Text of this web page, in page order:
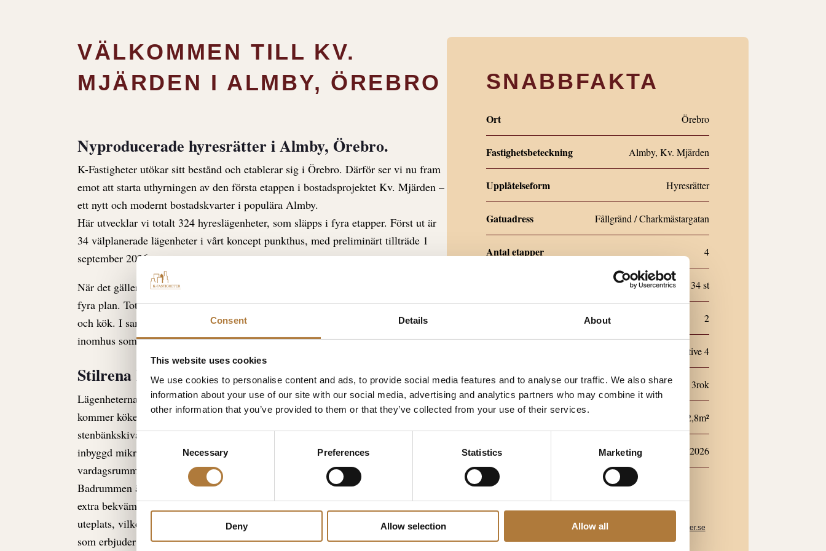
Consent Details About
This website uses cookies
We use cookies to personalise content and ads, to provide social media features and to analyse our traffic. We also share
information about your use of our site with our social media, advertising and analytics partners who may combine it with
other information that you’ve provided to them or that they’ve collected from your use of their services.
Consent
Selection
Necessary Preferences Statistics Marketing
Deny Allow selection Allow all
VÄLKOMMEN TILL KV.
MJÄRDEN I ALMBY, ÖREBRO
Nyproducerade hyresrätter i Almby, Örebro.
K-Fastigheter utökar sitt bestånd och etablerar sig i Örebro. Därför ser vi nu fram
emot att starta uthyrningen av den första etappen i bostadsprojektet Kv. Mjärden –
ett nytt och modernt bostadskvarter i populära Almby.
Här utvecklar vi totalt 324 hyreslägenheter, som släpps i fyra etapper. Först ut är
34 välplanerade lägenheter i vårt koncept punkthus, med preliminärt tillträde 1
september 2026.
När det gäller den första etappen, består den av två byggnader i fem respektive
fyra plan. Totalt sett kommer det finnas 34 hyreslägenheter fördelade på 2–3 rum
och kök. I samtliga lägenheter får du ett boende som håller hög standard såväl
inomhus som utomhus.
Stilrena hem med smarta lösningar och egen uteplats
Lägenheterna är utformade med fokus på både funktion och trivsel. Till exempel
kommer köken från Vedum och håller en genomgående hög kvalitet med
stenbänkskiva i grå/beige ton, matchande stänkskydd, integrerad diskmaskin samt
inbyggd mikrovågsugn. Dessutom skapar den öppna planlösningen mot
vardagsrummet ljusa, sociala ytor.
Badrummen är helkaklade och utrustade med tvättmaskin och torktumlare för
extra bekvämlighet. Utöver detta har samtliga lägenheter dessutom balkong eller
uteplats, vilket ger möjlighet till egen utemiljö oavsett våningsplan. Ett boende
som erbjuder det lilla extra.
SNABBFAKTA
Ort Örebro
Fastighetsbeteckning Almby, Kv. Mjärden
Upplåtelseform Hyresrätter
Gatuadress Fållgränd / Charkmästargatan
Antal etapper 4
34 st
Antal byggnader etapp 1 2
5 respektive 4
Antal rum 2rok & 3rok
Kvadrat 53,6-72,8m²
Preliminär inflyttning September 2026
KONTAKTPERSONER
Evelina Denckert
010 – 209 61 30evelina.denckert@k-fastigheter.se